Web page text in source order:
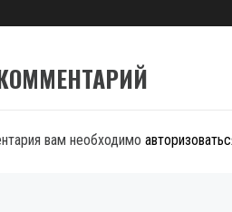
вам необходимо